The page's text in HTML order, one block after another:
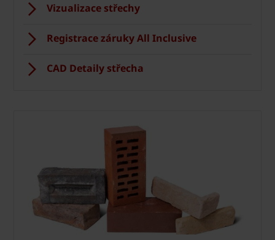
Vizualizace střechy
Registrace záruky All Inclusive
CAD Detaily střecha